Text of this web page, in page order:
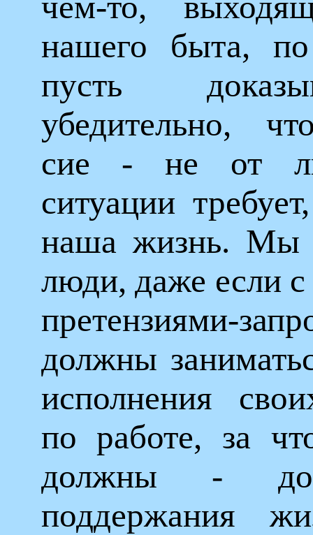
нашего быта,
пусть
убедительно,
сие - не от
ситуации
наша жизнь. Мы
люди, даже если
претензиями-
должны
исполнения
по работе, за
должны -
поддержания